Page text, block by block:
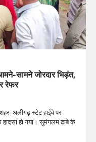
सामने जोरदार भिड़ंत,
रेफर​
अलीगढ़ स्टेट हाईवे पर
हो गया। सुमंगलम ढाबे के